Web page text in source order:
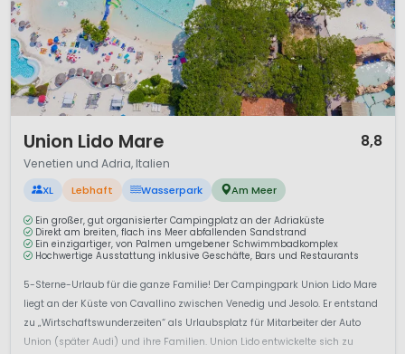
Union Lido Mare 8,8
Venetien und Adria, Italien
XL Lebhaft Wasserpark Am Meer
Ein großer, gut organisierter Campingplatz an der Adriaküste
Direkt am breiten, flach ins Meer abfallenden Sandstrand
Ein einzigartiger, von Palmen umgebener Schwimmbadkomplex
Hochwertige Ausstattung inklusive Geschäfte, Bars und Restaurants
5-Sterne-Urlaub für die ganze Familie! Der Campingpark Union Lido Mare
liegt an der Küste von Cavallino zwischen Venedig und Jesolo. Er entstand
zu „Wirtschaftswunderzeiten“ als Urlaubsplatz für Mitarbeiter der Auto
Union (später Audi) und ihre Familien. Union Lido entwickelte sich zu